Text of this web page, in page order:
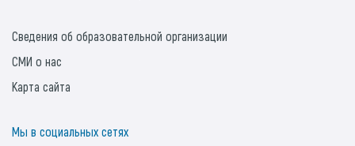
Сведения об образовательной организации
СМИ о нас
Карта сайта
Мы в социальных сетях